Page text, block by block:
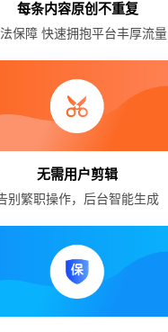
每条内容原创不重复
保障 快速拥抱平台丰厚流量
无需用户剪辑
别繁职操作，后台智能生成